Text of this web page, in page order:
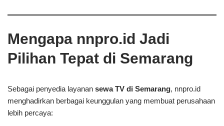
Mengapa nnpro.id Jadi
Pilihan Tepat di Semarang
Sebagai penyedia layanan sewa TV di Semarang, nnpro.id
menghadirkan berbagai keunggulan yang membuat perusahaan
lebih percaya: